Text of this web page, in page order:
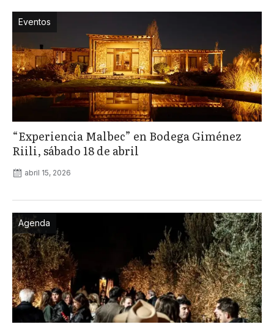
Eventos
“Experiencia Malbec” en Bodega Giménez
Riili, sábado 18 de abril
abril 15, 2026
Agenda